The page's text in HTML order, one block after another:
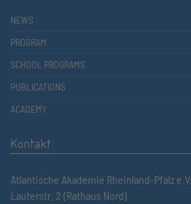
NEWS
PROGRAM
SCHOOL PROGRAMS
PUBLICATIONS
ACADEMY
Kontakt
Atlantische Akademie Rheinland-Pfalz e.V.
Lauterstr. 2 (Rathaus Nord)